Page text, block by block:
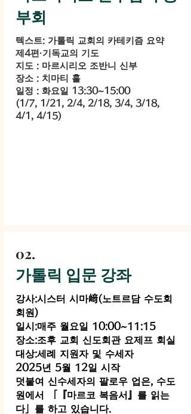
부회
텍스트: 가톨릭 교회의 카테키즘 요약
제4편·기독교의 기도
지도 : 마르시리오 조반니 신부
장소 : 치마티 홀
일정 : 화요일 13:30~15:00
(1/7, 1/21, 2/4, 2/18, 3/4, 3/18,
4/1, 4/15)
02.
가톨릭 입문 강좌
강사:시스터 시마﨑(노트르담 수도회
회원)
일시:매주 월요일 10:00~11:15
장소:조후 교회 신도회관 요제프 회실
대상:세례 지원자 및 수세자
2025년 5월 12일 시작
덧붙여 신수세자의 팔로우 업은, 수도
원에서 「『마르코 복음서』를 읽는
다」를 하고 있습니다.